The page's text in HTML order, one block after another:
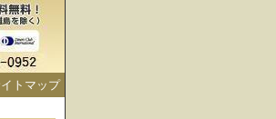
トマップ